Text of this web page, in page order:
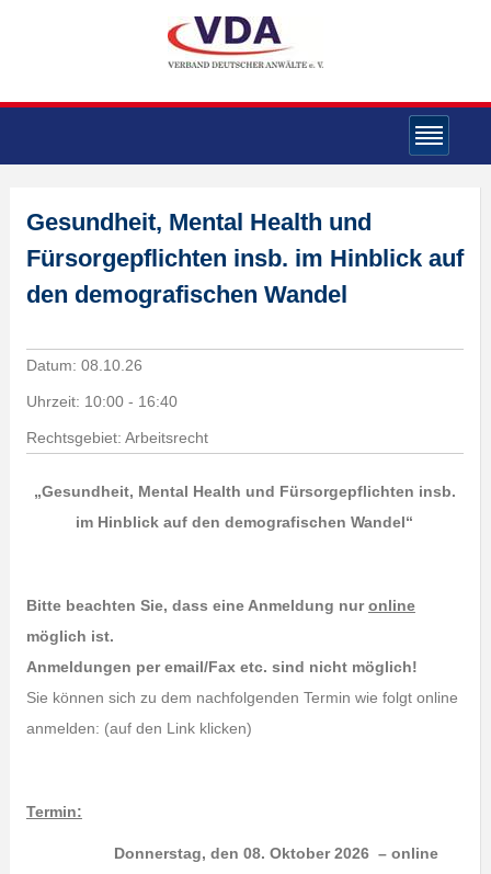
Gesundheit, Mental Health und
Fürsorgepflichten insb. im Hinblick auf
den demografischen Wandel
Datum: 08.10.26
Uhrzeit: 10:00 - 16:40
Rechtsgebiet: Arbeitsrecht
„Gesundheit, Mental Health und Fürsorgepflichten insb.
im Hinblick auf den demografischen Wandel“
Bitte beachten Sie, dass eine Anmeldung nuronline
möglich ist.
Anmeldungen per email/Fax etc. sind nicht möglich!
Sie können sich zu dem nachfolgenden Termin wie folgt online
anmelden: (auf den Link klicken)
Termin:
Donnerstag, den 08. Oktober 2026 – online